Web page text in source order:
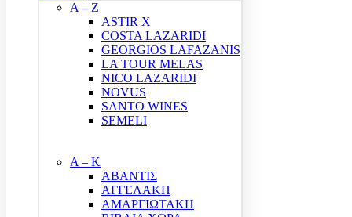
A – Z
ASTIR X
COSTA LAZARIDI
GEORGIOS LAFAZANIS
LA TOUR MELAS
NICO LAZARIDI
NOVUS
SANTO WINES
SEMELI
Α – Κ
ΑΒΑΝΤΙΣ
ΑΓΓΕΛΑΚΗ
ΑΜΑΡΓΙΩΤΑΚΗ